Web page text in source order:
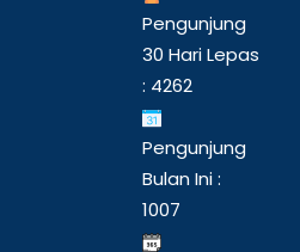
Pengunjung
30 Hari Lepas
: 4262
Pengunjung
Bulan Ini :
1007